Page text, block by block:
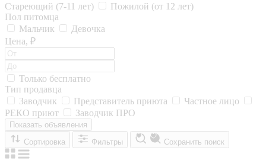
Стареющий (7-11 лет)
Пожилой (от 12 лет)
Пол питомца
Мальчик
Девочка
Цена, ₽
Только бесплатно
Тип продавца
Заводчик
Представитель приюта
Частное лицо
РЕКО приют
Заводчик ПРО
Показать объявления
Сортировка
Фильтры Сохранить поиск